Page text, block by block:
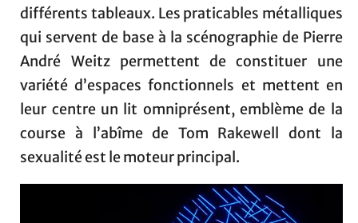
différents tableaux. Les praticables métalliques
qui servent de base à la scénographie de Pierre
André Weitz permettent de constituer une
variété d’espaces fonctionnels et mettent en
leur centre un lit omniprésent, emblème de la
course à l’abîme de Tom Rakewell dont la
sexualité est le moteur principal.